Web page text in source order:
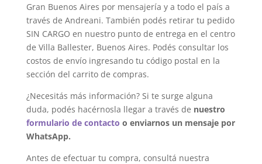
Gran Buenos Aires por mensajería y a todo el país a
través de Andreani. También podés retirar tu pedido
SIN CARGO en nuestro punto de entrega en el centro
de Villa Ballester, Buenos Aires. Podés consultar los
costos de envío ingresando tu código postal en la
sección del carrito de compras.
¿Necesitás más información? Si te surge alguna
duda, podés hacérnosla llegar a través de nuestro
formulario de contacto o enviarnos un mensaje por
WhatsApp.
Antes de efectuar tu compra, consultá nuestra